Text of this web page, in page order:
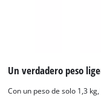
Un verdadero peso
Con un peso de solo 1,3